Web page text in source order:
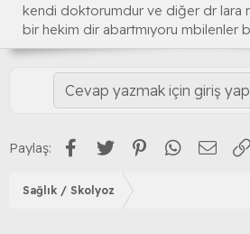
kendi doktorumdur ve diğer dr lara
bir hekim dir abartmıyoru mbilenler
Cevap yazmak için giriş
Paylaş: Facebook
Twitter PinterestWhatsApp
E-
Sağlık / Skolyoz